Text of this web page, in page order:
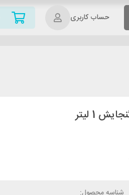
حساب کاربری